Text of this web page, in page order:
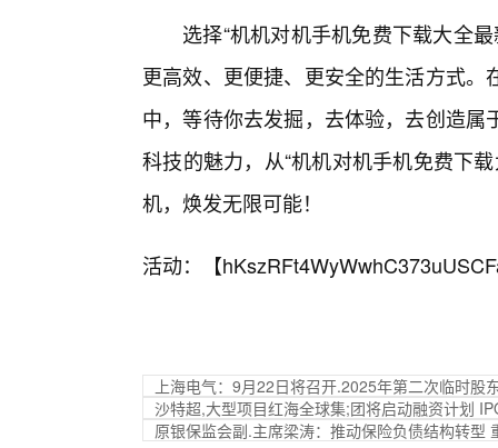
选择“机机对机手机免费下载大全
更高效、更便捷、更安全的生活方式
中，等待你去发掘，去体验，去创造
科技的魅力，从“机机对机手机免费下
机，焕发无限可能！
活动：【
上海电气：9月22日将召开.2025年第二次临时股
沙特超,大型项目红海全球集;团将启动融资计划
原银保监会副.主席梁涛：推动保险负债结构转型